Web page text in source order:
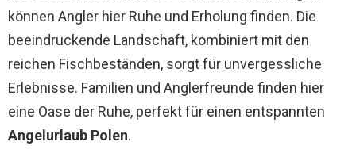
können Angler hier Ruhe und Erholung finden. Die
beeindruckende Landschaft, kombiniert mit den
reichen Fischbeständen, sorgt für unvergessliche
Erlebnisse. Familien und Anglerfreunde finden hier
eine Oase der Ruhe, perfekt für einen entspannten
Angelurlaub Polen.